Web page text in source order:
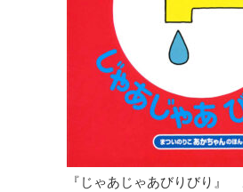
『じゃあじゃあびりびり』